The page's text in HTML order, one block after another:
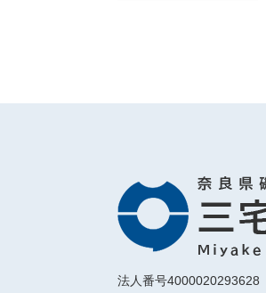
法人番号4000020293628